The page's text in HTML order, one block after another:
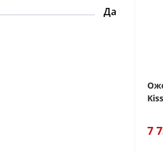
Да
7